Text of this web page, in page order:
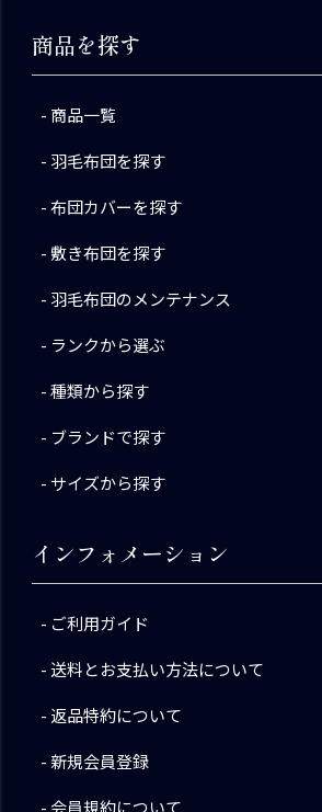
商品を探す
商品一覧
羽毛布団を探す
布団カバーを探す
敷き布団を探す
羽毛布団のメンテナンス
ランクから選ぶ
種類から探す
ブランドで探す
サイズから探す
インフォメーション
ご利用ガイド
送料とお支払い方法について
返品特約について
新規会員登録
会員規約について